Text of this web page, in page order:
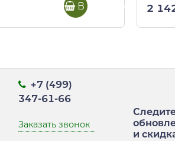
В корзину 2
+7 (499)
347-61-66
Заказать звонок
и